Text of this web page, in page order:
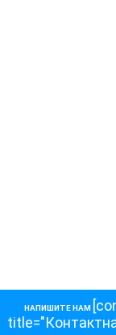
НАПИШИТЕ НАМ